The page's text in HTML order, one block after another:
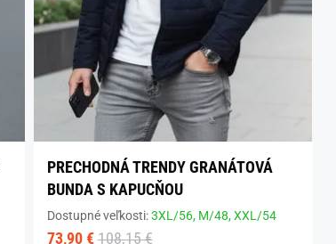
PRECHODNÁ TRENDY GRANÁTOVÁ
BUNDA S KAPUCŇOU
Dostupné veľkosti:3XL/56, M/48,XXL/54
73,90 € 108,15 €